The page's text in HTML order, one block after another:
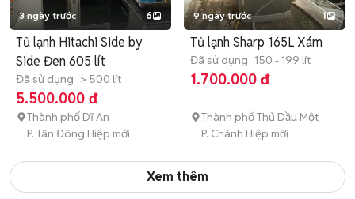
3 ngày trước 6
Tủ lạnh Hitachi Side by
Side Đen 605 lít
Đã sử dụng > 500 lít
5.500.000 đ
Thành phố Dĩ An
P. Tân Đông Hiệp mới
9 ngày trước 1
Tủ lạnh Sharp 165L Xám
Đã sử dụng 150 - 199 lít
1.700.000 đ
Thành phố Thủ Dầu Một
P. Chánh Hiệp mới
Xem thêm